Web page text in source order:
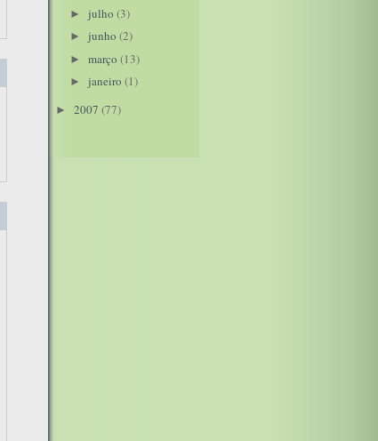
► julho (3)
► junho (2)
► março (13)
► janeiro (1)
► 2007 (77)